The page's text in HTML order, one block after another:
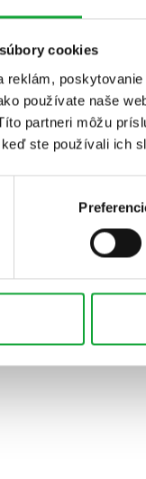
cookies
reklám,
používate naše
partneri môžu
ste používali ich